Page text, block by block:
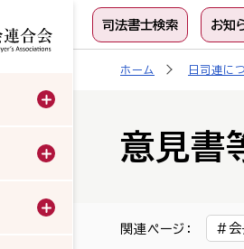
司法書士検索 お知
ホーム 日司連に
意見書
関連ページ：